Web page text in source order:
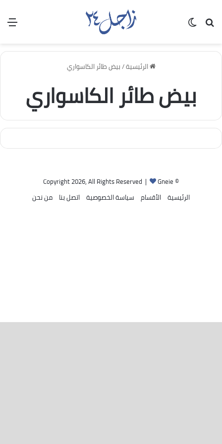
بحث عن
الرئيسية/بيض طائر الكاسواري
بيض طائر الكاسواري
© Copyright 2026, All Rights Reserved |
Gneie
الرئيسية الأقسام سياسة الخصوصية اتصل بنا من نحن